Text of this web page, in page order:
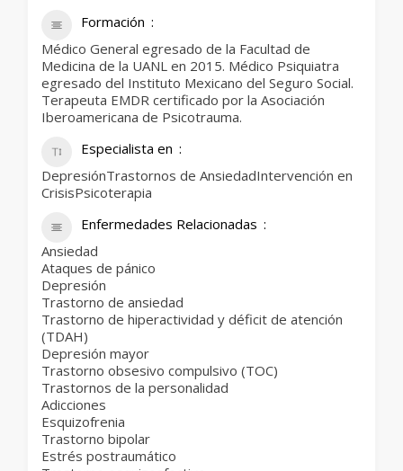
Formación
Médico General egresado de la Facultad de
Medicina de la UANL en 2015. Médico Psiquiatra
egresado del Instituto Mexicano del Seguro Social.
Terapeuta EMDR certificado por la Asociación
Iberoamericana de Psicotrauma.
Especialista en
DepresiónTrastornos de AnsiedadIntervención en
CrisisPsicoterapia
Enfermedades Relacionadas
Ansiedad
Ataques de pánico
Depresión
Trastorno de ansiedad
Trastorno de hiperactividad y déficit de atención
(TDAH)
Depresión mayor
Trastorno obsesivo compulsivo (TOC)
Trastornos de la personalidad
Adicciones
Esquizofrenia
Trastorno bipolar
Estrés postraumático